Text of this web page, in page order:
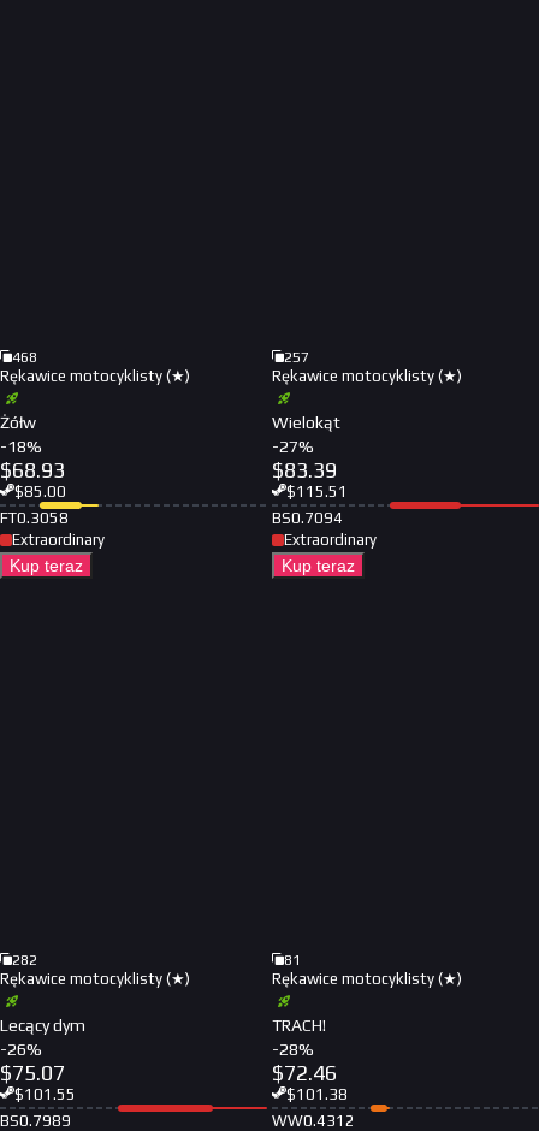
468
Rękawice motocyklisty (★)
Żółw
-18%
$68.93
$85.00
FT0.3058
Extraordinary
Kup teraz
257
Rękawice motocyklisty (★)
Wielokąt
-27%
$83.39
$115.51
BS0.7094
Extraordinary
Kup teraz
282
Rękawice motocyklisty (★)
Lecący dym
-26%
$75.07
$101.55
BS0.7989
81
Rękawice motocyklisty (★)
TRACH!
-28%
$72.46
$101.38
WW0.4312